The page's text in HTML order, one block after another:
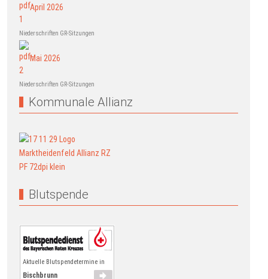
April 2026
Niederschriften GR-Sitzungen
Mai 2026
Niederschriften GR-Sitzungen
Kommunale Allianz
Blutspende
Aktuelle Blutspendetermine in
Bischbrunn